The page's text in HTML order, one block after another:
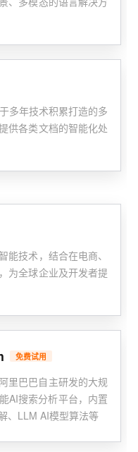
多年技术积累打造的多
供各类文档的智能化处
技术，结合在电商、
为全球企业及开发者提
免费试用
里巴巴自主研发的大规
AI搜索分析平台，内置
、LLM AI模型算法等